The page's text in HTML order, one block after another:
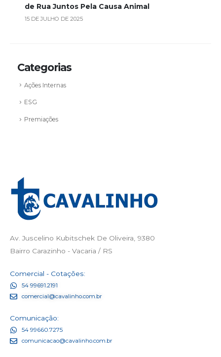
de Rua Juntos Pela Causa Animal
15 DE JULHO DE 2025
Categorias
Ações Internas
ESG
Premiações
Av. Juscelino Kubitschek De Oliveira, 9380
Bairro Carazinho - Vacaria / RS
Comercial - Cotações:
54 99691.2191
comercial@cavalinho.com.br
Comunicação:
54 99660.7275
comunicacao@cavalinho.com.br